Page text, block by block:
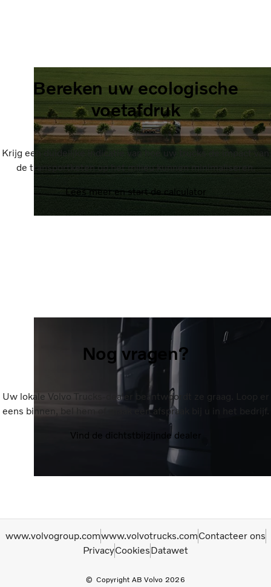
Bereken uw ecologische
voetafdruk
Krijg een duidelijke indicatie van hoe uw trucks de impact van
de transportketen op het milieu kunnen minimaliseren.
Lees meer en start de calculator
Nog vragen?
Uw lokale Volvo Trucks-dealer beantwoordt ze graag. Loop er
eens binnen, bel hem of maak een afspraak bij u in het bedrijf.
Vind de dichtstbijzijnde dealer
Copyright AB Volvo 2026
www.volvogroup.comwww.volvotrucks.comContacteer ons
PrivacyCookiesDatawet